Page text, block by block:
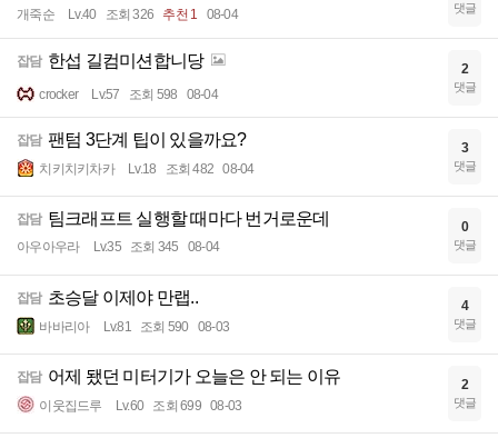
개죽순 Lv.40 조회 326 추천 1 08-04 댓글
잡담 한섭 길컴미션합니당
crocker Lv.57 조회 598 08-04
2
댓글
잡담 팬텀 3단계 팁이 있을까요?
치키치키차카 Lv.18 조회 482 08-04
3
댓글
잡담 팀크래프트 실행할 때마다 번거로운데
아우아우라 Lv.35 조회 345 08-04
0
댓글
잡담 초승달 이제야 만랩..
바바리아 Lv.81 조회 590 08-03
4
댓글
잡담 어제 됐던 미터기가 오늘은 안 되는 이유
이웃집드루 Lv.60 조회 699 08-03
2
댓글